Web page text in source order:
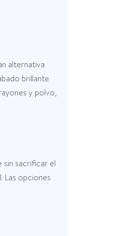
alternativa
brillante
y polvo,
sin sacrificar el
Las opciones